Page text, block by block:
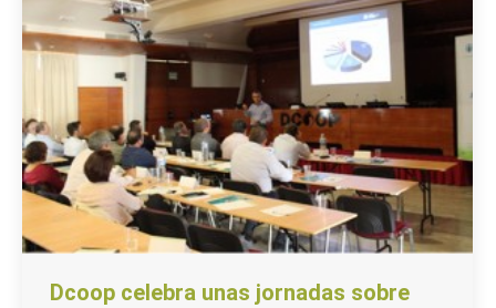
Dcoop celebra unas jornadas sobre